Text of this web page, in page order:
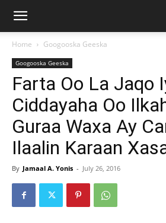
Home Googooska Geeska
Googooska Geeska
Farta Oo La Jaqo
Ciddayaha Oo
Guraa Waxa Ay
Ilaalin Karaan
By Jamaal A. Yonis - July 26, 2016